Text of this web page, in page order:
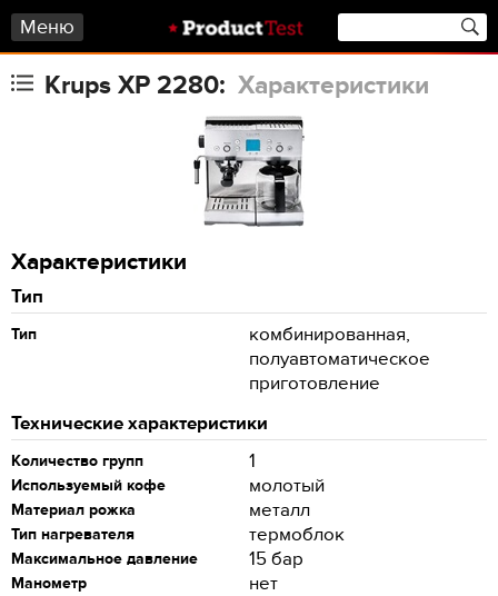
Меню
Krups XP 2280: Характеристики
Характеристики
Тип
Тип
комбинированная,
полуавтоматическое
приготовление
Технические характеристики
Количество групп 1
Используемый кофе молотый
Материал рожка металл
Тип нагревателя термоблок
Максимальное давление 15 бар
Манометр нет